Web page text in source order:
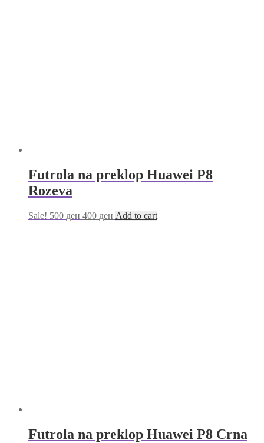
Futrola na preklop Huawei P8
Rozeva
Sale! 500ден 400 ден Add to cart
Futrola na preklop Huawei P8 Crna